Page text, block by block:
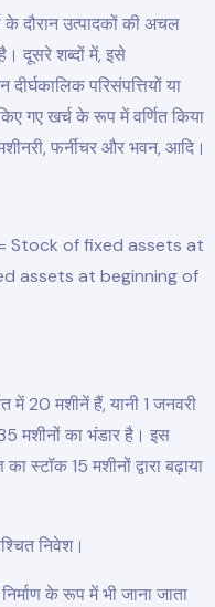
उत्पादकों की अचल
दूसरे शब्दों में, इसे
परिसंपत्तियों या
गए खर्च के रूप में वर्णित किया
फर्नीचर और भवन, आदि।
Stock of fixed assets at
assets at beginning of
में 20 मशीनें हैं, यानी 1 जनवरी
मशीनों का भंडार है। इस
स्टॉक 15 मशीनों द्वारा बढ़ाया
निवेश।
के रूप में भी जाना जाता